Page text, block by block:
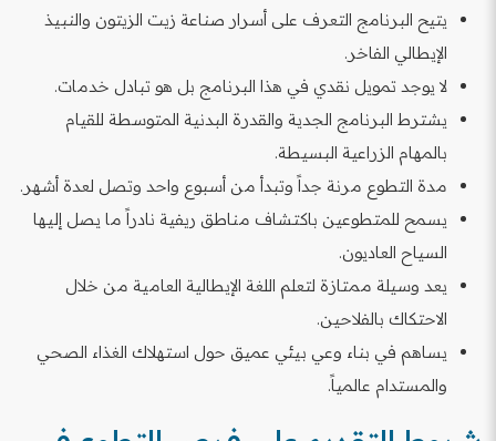
يتيح البرنامج التعرف على أسرار صناعة زيت الزيتون والنبيذ
الإيطالي الفاخر.
لا يوجد تمويل نقدي في هذا البرنامج بل هو تبادل خدمات.
يشترط البرنامج الجدية والقدرة البدنية المتوسطة للقيام
بالمهام الزراعية البسيطة.
مدة التطوع مرنة جداً وتبدأ من أسبوع واحد وتصل لعدة أشهر.
يسمح للمتطوعين باكتشاف مناطق ريفية نادراً ما يصل إليها
السياح العاديون.
يعد وسيلة ممتازة لتعلم اللغة الإيطالية العامية من خلال
الاحتكاك بالفلاحين.
يساهم في بناء وعي بيئي عميق حول استهلاك الغذاء الصحي
والمستدام عالمياً.